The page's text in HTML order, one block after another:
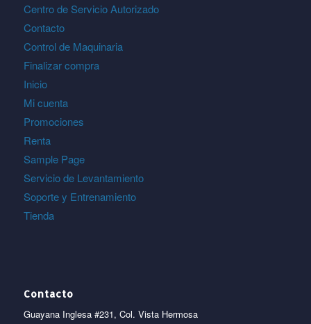
Centro de Servicio Autorizado
Contacto
Control de Maquinaria
Finalizar compra
Inicio
Mi cuenta
Promociones
Renta
Sample Page
Servicio de Levantamiento
Soporte y Entrenamiento
Tienda
Contacto
Guayana Inglesa #231, Col. Vista Hermosa